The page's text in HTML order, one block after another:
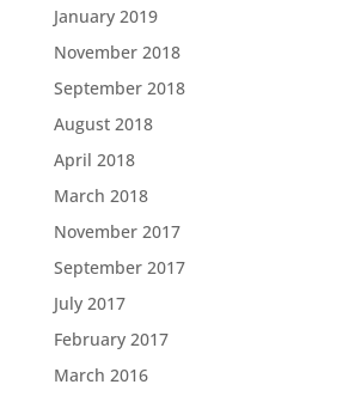
January 2019
November 2018
September 2018
August 2018
April 2018
March 2018
November 2017
September 2017
July 2017
February 2017
March 2016